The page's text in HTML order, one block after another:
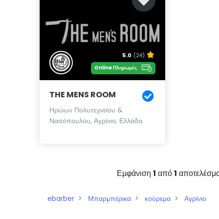
5.0 (24)
Online Πληρωμές
THE MENS ROOM
Ηρώων Πολυτεχνείου &
Νασόπουλου, Αγρίνιο, Ελλάδα
Εμφάνιση 1 από1
ebarber Μπαρμπέρικα κούρεμα Αγρίνιο